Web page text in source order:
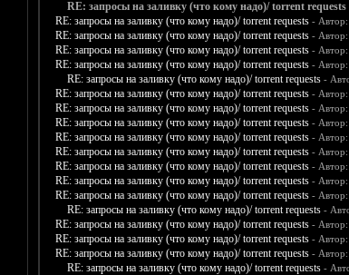
RE: запросы на заливку (что кому надо)/ torrent requests
RE: запросы на заливку (что кому надо)/ torrent requests - Автор:
RE: запросы на заливку (что кому надо)/ torrent requests - Автор:
RE: запросы на заливку (что кому надо)/ torrent requests - Автор:
RE: запросы на заливку (что кому надо)/ torrent requests - Автор:
RE: запросы на заливку (что кому надо)/ torrent requests -
RE: запросы на заливку (что кому надо)/ torrent requests - Автор:
RE: запросы на заливку (что кому надо)/ torrent requests - Автор:
RE: запросы на заливку (что кому надо)/ torrent requests - Автор:
RE: запросы на заливку (что кому надо)/ torrent requests - Автор:
RE: запросы на заливку (что кому надо)/ torrent requests - Автор:
RE: запросы на заливку (что кому надо)/ torrent requests - Автор:
RE: запросы на заливку (что кому надо)/ torrent requests - Автор:
RE: запросы на заливку (что кому надо)/ torrent requests - Автор:
RE: запросы на заливку (что кому надо)/ torrent requests -
RE: запросы на заливку (что кому надо)/ torrent requests - Автор:
RE: запросы на заливку (что кому надо)/ torrent requests - Автор:
RE: запросы на заливку (что кому надо)/ torrent requests - Автор:
RE: запросы на заливку (что кому надо)/ torrent requests -